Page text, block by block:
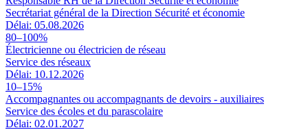
Secrétariat général de la Direction Sécurité et économie
Délai: 05.08.2026
80–100%
Électricienne ou électricien de réseau
Service des réseaux
Délai: 10.12.2026
10–15%
Accompagnantes ou accompagnants de devoirs - auxiliaires
Service des écoles et du parascolaire
Délai: 02.01.2027